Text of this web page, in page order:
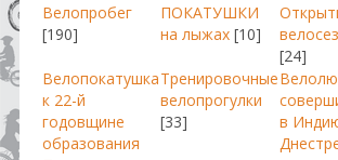
Велопробег
[190]
ПОКАТУШКИ
на лыжах [10]
[24]
Велопокатушка
к 22-й
годовщине
образования
Тренировочные
велопрогулки
[33]
в